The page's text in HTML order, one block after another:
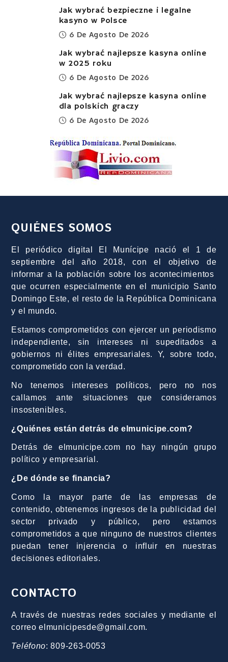
Jak wybrać bezpieczne i legalne
kasyno w Polsce
6 De Agosto De 2026
Jak wybrać najlepsze kasyna online
w 2025 roku
6 De Agosto De 2026
Jak wybrać najlepsze kasyna online
dla polskich graczy
6 De Agosto De 2026
QUIÉNES SOMOS
El periódico digital El Munícipe nació el 1 de
septiembre del año 2018, con el objetivo de
informar a la población sobre los acontecimientos
que ocurren especialmente en el municipio Santo
Domingo Este, el resto de la República Dominicana
y el mundo.
Estamos comprometidos con ejercer un periodismo
independiente, sin intereses ni supeditados a
gobiernos ni élites empresariales. Y, sobre todo,
comprometido con la verdad.
No tenemos intereses políticos, pero no nos
callamos ante situaciones que consideramos
insostenibles.
¿Quiénes están detrás de elmunicipe.com?
Detrás de elmunicipe.com no hay ningún grupo
político y empresarial.
¿De dónde se financia?
Como la mayor parte de las empresas de
contenido, obtenemos ingresos de la publicidad del
sector privado y público, pero estamos
comprometidos a que ninguno de nuestros clientes
puedan tener injerencia o influir en nuestras
decisiones editoriales.
CONTACTO
A través de nuestras redes sociales y mediante el
correo elmunicipesde@gmail.com.
Teléfono: 809-263-0053